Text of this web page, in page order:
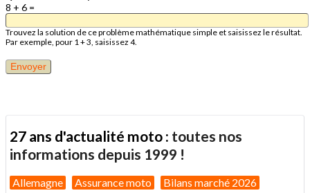
8 + 6 =
Trouvez la solution de ce problème mathématique simple et saisissez le résultat.
Par exemple, pour 1 + 3, saisissez 4.
27 ans d'actualité moto : toutes nos
informations depuis 1999 !
Allemagne Assurance moto Bilans marché 2026